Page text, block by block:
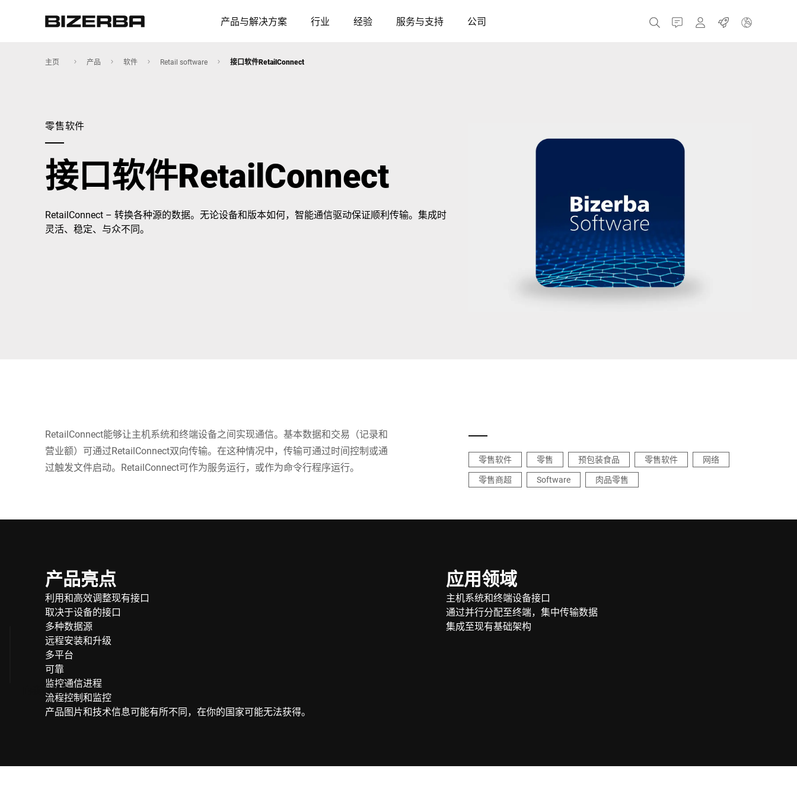
产品与解决方案 行业 经验 服务与支持 公司 接触 MyBizerba
职业
希腊
匈牙利
波兰
西班牙
乌克兰
美国
亚洲
澳大利亚
主页 产品 软件 Retail software 接口软件RetailConnect
零售软件
接口软件RetailConnect
RetailConnect – 转换各种源的数据。无论设备和版本如何，智能通信驱动保证顺利传输。集成时
灵活、稳定、与众不同。
RetailConnect能够让主机系统和终端设备之间实现通信。基本数据和交易（记录和
营业额）可通过RetailConnect双向传输。在这种情况中，传输可通过时间控制或通
过触发文件启动。RetailConnect可作为服务运行，或作为命令行程序运行。
零售软件 零售 预包装食品 零售软件
网络
零售商超
Software 肉品零售
向我们咨询
产品亮点
利用和高效调整现有接口
取决于设备的接口
多种数据源
远程安装和升级
多平台
可靠
监控通信进程
流程控制和监控
产品图片和技术信息可能有所不同，在你的国家可能无法获得。
应用领域
主机系统和终端设备接口
通过并行分配至终端，集中传输数据
集成至现有基础架构